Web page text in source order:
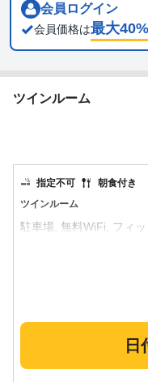
会員ログイン
会員価格は最大40
ツインルーム
ツインルーム
指定不可 朝食付き
日